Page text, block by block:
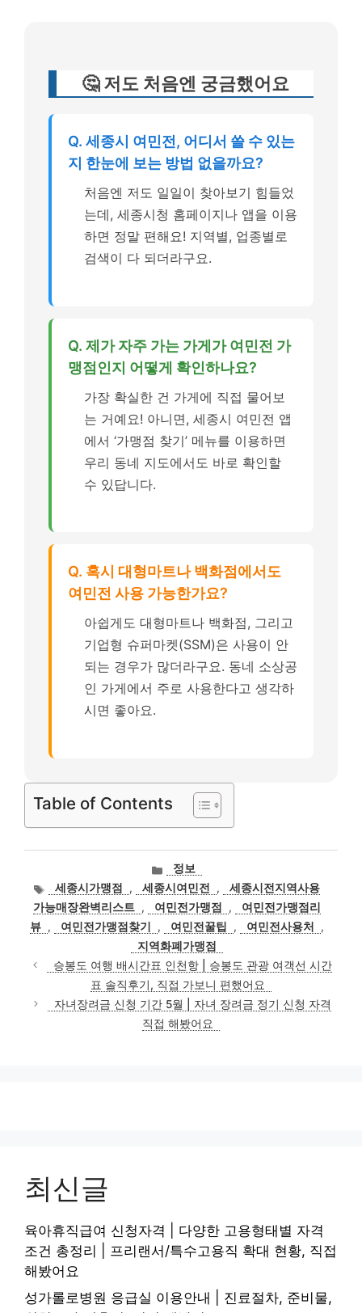
🤔 저도 처음엔 궁금했어요
Q. 세종시 여민전, 어디서 쓸 수 있는
지 한눈에 보는 방법 없을까요?
처음엔 저도 일일이 찾아보기 힘들었
는데, 세종시청 홈페이지나 앱을 이용
하면 정말 편해요! 지역별, 업종별로
검색이 다 되더라구요.
Q. 제가 자주 가는 가게가 여민전 가
맹점인지 어떻게 확인하나요?
가장 확실한 건 가게에 직접 물어보
는 거예요! 아니면, 세종시 여민전 앱
에서 ‘가맹점 찾기’ 메뉴를 이용하면
우리 동네 지도에서도 바로 확인할
수 있답니다.
Q. 혹시 대형마트나 백화점에서도
여민전 사용 가능한가요?
아쉽게도 대형마트나 백화점, 그리고
기업형 슈퍼마켓(SSM)은 사용이 안
되는 경우가 많더라구요. 동네 소상공
인 가게에서 주로 사용한다고 생각하
시면 좋아요.
Table of Contents
카
테
고
리
정보
태
그
세종시가맹점 , 세종시여민전 ,
세종시전지역사용
가능매장완벽리스트 , 여민전가맹점 ,
여민전가맹점리
뷰 , 여민전가맹점찾기 , 여민전꿀팁 , 여민전사용처
,
지역화폐가맹점
승봉도 여행 배시간표 인천항 | 승봉도 관광 여객선 시간
표 솔직후기, 직접 가보니 편했어요
자녀장려금 신청 기간 5월 | 자녀 장려금 정기 신청 자격
직접 해봤어요
최신글
육아휴직급여 신청자격 | 다양한 고용형태별 자격
조건 총정리 | 프리랜서/특수고용직 확대 현황, 직접
해봤어요
성가롤로병원 응급실 이용안내 | 진료절차, 준비물,